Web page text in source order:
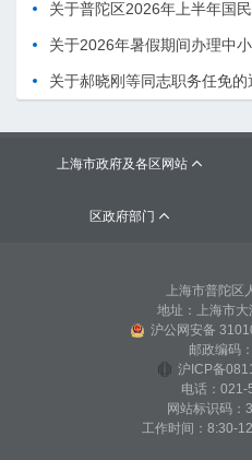
关于2026年暑假期间办理中
关于郝晓刚等同志职务任免的
上海市政府及各区网站 
区政府部门 
上海市普陀区
地址：上海市
沪公网安备
邮政编码
沪ICP备
电话：
网站标识码：
工作时间：8:30-